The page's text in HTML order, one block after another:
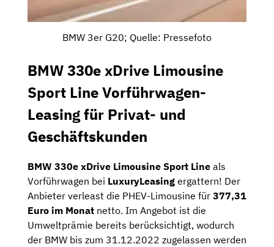
BMW 3er G20; Quelle: Pressefoto
BMW 330e xDrive Limousine
Sport Line Vorführwagen-
Leasing für Privat- und
Geschäftskunden
BMW 330e xDrive Limousine Sport Line als
Vorführwagen bei LuxuryLeasing ergattern! Der
Anbieter verleast die PHEV-Limousine für 377,31
Euro im Monat netto. Im Angebot ist die
Umweltprämie bereits berücksichtigt, wodurch
der BMW bis zum 31.12.2022 zugelassen werden